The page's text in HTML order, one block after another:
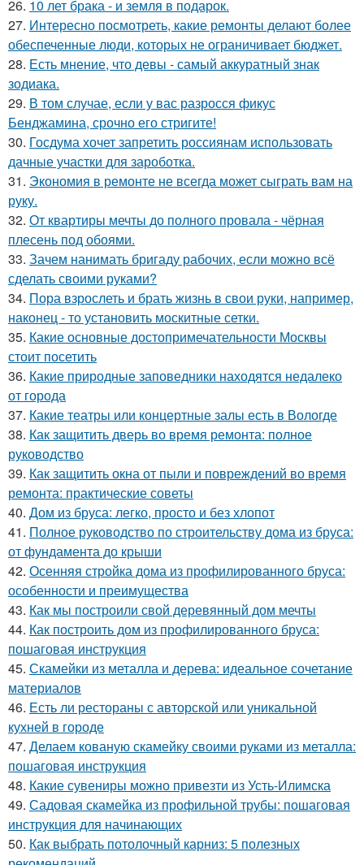
26. 10 лет брака - и земля в подарок.
27. Интересно посмотреть, какие ремонты делают более
обеспеченные люди, которых не ограничивает бюджет.
28. Есть мнение, что девы - самый аккуратный знак
зодиака.
29. В том случае, если у вас разросся фикус
Бенджамина, срочно его стригите!
30. Госдума хочет запретить россиянам использовать
дачные участки для зароботка.
31. Экономия в ремонте не всегда может сыграть вам на
руку.
32. От квартиры мечты до полного провала - чёрная
плесень под обоями.
33. Зачем нанимать бригаду рабочих, если можно всё
сделать своими руками?
34. Пора взрослеть и брать жизнь в свои руки, например,
наконец - то установить москитные сетки.
35. Какие основные достопримечательности Москвы
стоит посетить
36. Какие природные заповедники находятся недалеко
от города
37. Какие театры или концертные залы есть в Вологде
38. Как защитить дверь во время ремонта: полное
руководство
39. Как защитить окна от пыли и повреждений во время
ремонта: практические советы
40. Дом из бруса: легко, просто и без хлопот
41. Полное руководство по строительству дома из бруса:
от фундамента до крыши
42. Осенняя стройка дома из профилированного бруса:
особенности и преимущества
43. Как мы построили свой деревянный дом мечты
44. Как построить дом из профилированного бруса:
пошаговая инструкция
45. Скамейки из металла и дерева: идеальное сочетание
материалов
46. Есть ли рестораны с авторской или уникальной
кухней в городе
47. Делаем кованую скамейку своими руками из металла:
пошаговая инструкция
48. Какие сувениры можно привезти из Усть-Илимска
49. Садовая скамейка из профильной трубы: пошаговая
инструкция для начинающих
50. Как выбрать потолочный карниз: 5 полезных